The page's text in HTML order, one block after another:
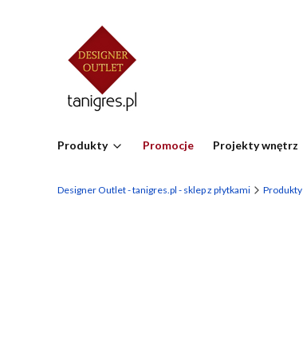
Produkty Promocje Projekty wnętrz
Designer Outlet - tanigres.pl - sklep z płytkami Produkty